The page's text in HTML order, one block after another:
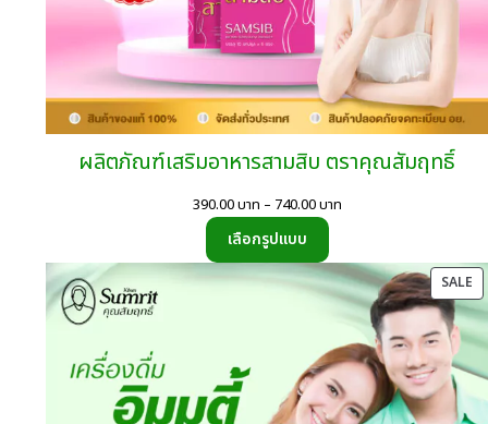
ผลิตภัณฑ์เสริมอาหารสามสิบ ตราคุณสัมฤทธิ์
390.00บาท – 740.00บาทPrice
บาท
through
740.00
บาท
เลือกรูปแบบ
SALE